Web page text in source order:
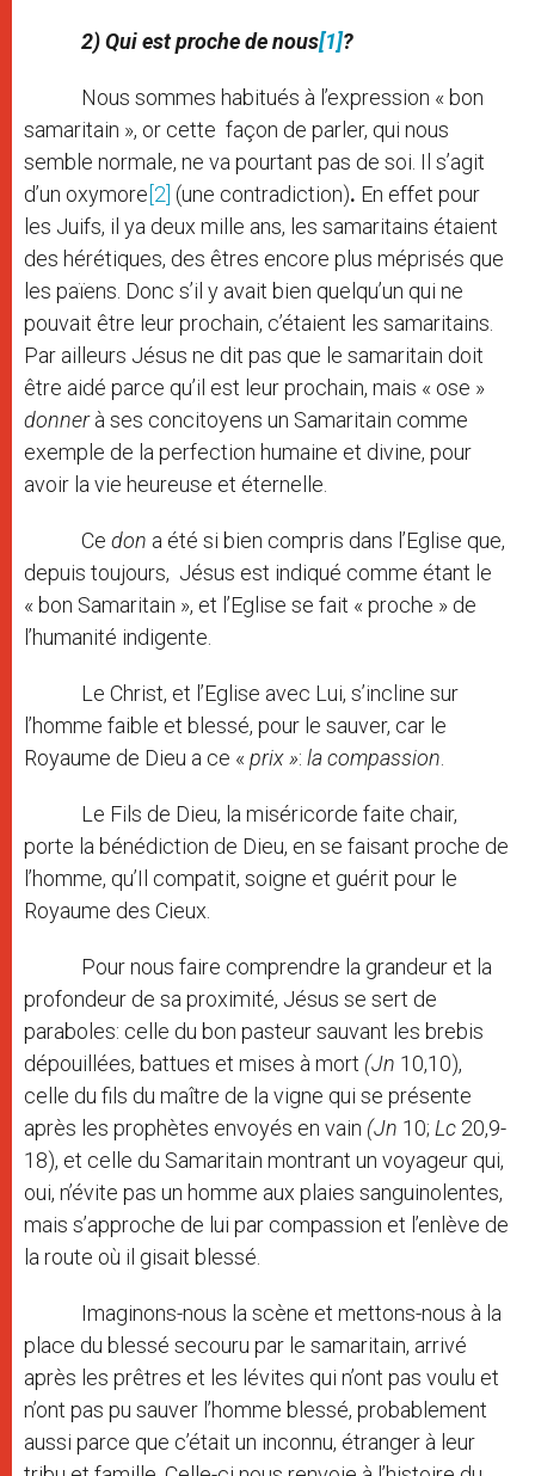
2) Qui est proche de nous[1]?
Nous sommes habitués à l’expression « bon
samaritain », or cette façon de parler, qui nous
semble normale, ne va pourtant pas de soi. Il s’agit
d’un oxymore [2] (une contradiction). En effet pour
les Juifs, il ya deux mille ans, les samaritains étaient
des hérétiques, des êtres encore plus méprisés que
les païens. Donc s’il y avait bien quelqu’un qui ne
pouvait être leur prochain, c’étaient les samaritains.
Par ailleurs Jésus ne dit pas que le samaritain doit
être aidé parce qu’il est leur prochain, mais « ose »
donnerà ses concitoyens un Samaritain comme
exemple de la perfection humaine et divine, pour
avoir la vie heureuse et éternelle.
Ce don a été si bien compris dans l’Eglise que,
depuis toujours, Jésus est indiqué comme étant le
« bon Samaritain », et l’Eglise se fait « proche » de
l’humanité indigente.
Le Christ, et l’Eglise avec Lui, s’incline sur
l’homme faible et blessé, pour le sauver, car le
Royaume de Dieu a ce « prix »: la compassion
Le Fils de Dieu, la miséricorde faite chair,
porte la bénédiction de Dieu, en se faisant proche de
l’homme, qu’Il compatit, soigne et guérit pour le
Royaume des Cieux.
Pour nous faire comprendre la grandeur et la
profondeur de sa proximité, Jésus se sert de
paraboles: celle du bon pasteur sauvant les brebis
dépouillées, battues et mises à mort (Jn 10,10),
celle du fils du maître de la vigne qui se présente
après les prophètes envoyés en vain (Jn 10; Lc 20,9-
18), et celle du Samaritain montrant un voyageur qui,
oui, n’évite pas un homme aux plaies sanguinolentes,
mais s’approche de lui par compassion et l’enlève de
la route où il gisait blessé.
Imaginons-nous la scène et mettons-nous à la
place du blessé secouru par le samaritain, arrivé
après les prêtres et les lévites qui n’ont pas voulu et
n’ont pas pu sauver l’homme blessé, probablement
aussi parce que c’était un inconnu, étranger à leur